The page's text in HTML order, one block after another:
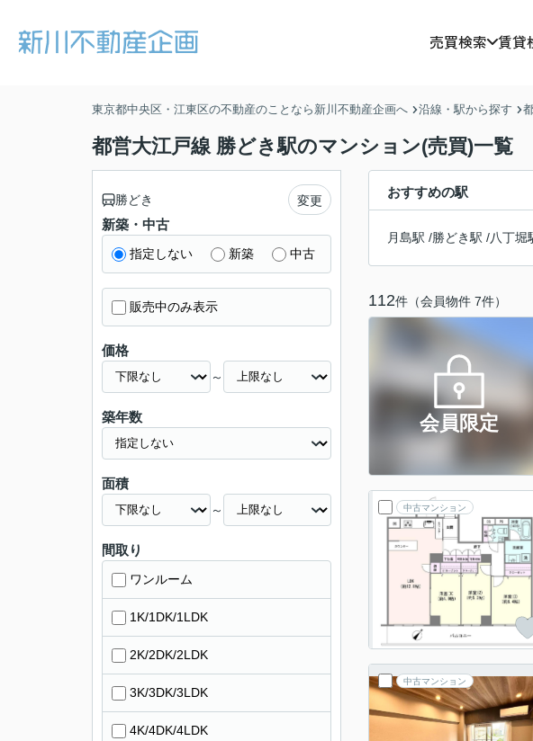
売買検索 賃貸
東京都中央区・江東区の不動産のことなら新川不動産企画へ 沿線・駅から探す
都営大江戸線 勝どき駅のマンション(売買)一覧
おすすめの駅
月島駅 /勝どき駅 /八丁堀
112件（会員物件 7件）
会員限定
中古マンション
中古マンション
勝どき 変更
新築・中古
指定しない 新築 中古
販売中のみ表示
価格
～
築年数
面積
～
間取り
ワンルーム
1K/1DK/1LDK
2K/2DK/2LDK
3K/3DK/3LDK
4K/4DK/4LDK